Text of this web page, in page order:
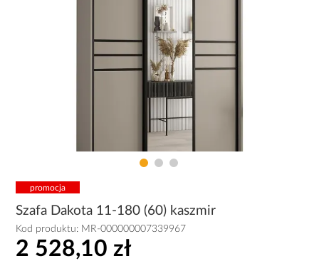
promocja
Szafa Dakota 11-180 (60) kaszmir
Kod produktu: MR-000000007339967
2 528,10 zł